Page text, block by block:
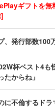
ギフトを無
、発行部数100
杯ベスト4も
からね」
に不倫するドラ